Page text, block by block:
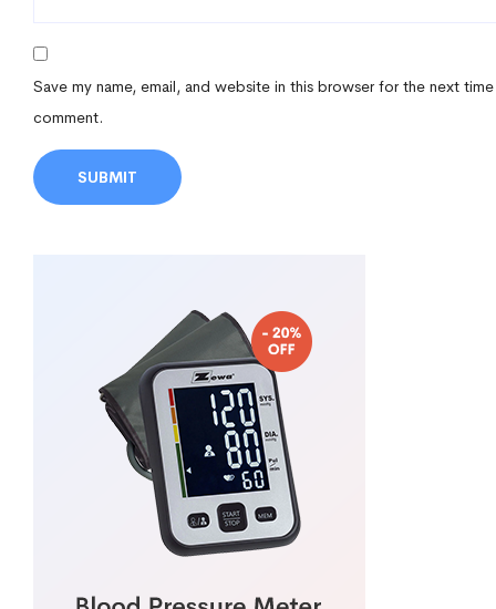
Save my name, email, and website in this browser for the next
comment.